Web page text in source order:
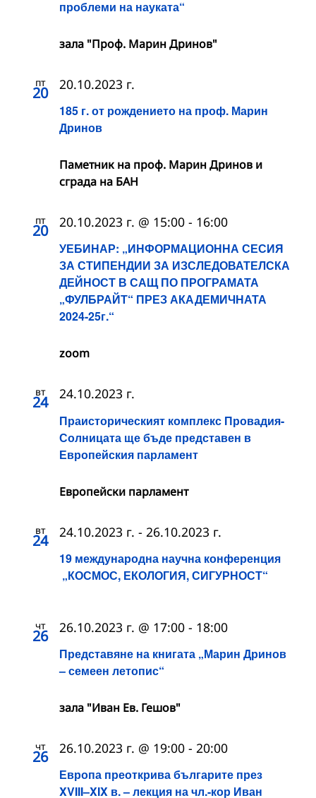
проблеми на науката“
зала "Проф. Марин Дринов"
пт
20
185 г. от рождението на проф. Марин
Дринов
20.10.2023 г.
Паметник на проф. Марин Дринов и
сграда на БАН
пт
20
УЕБИНАР: „ИНФОРМАЦИОННА СЕСИЯ
ЗА СТИПЕНДИИ ЗА ИЗСЛЕДОВАТЕЛСКА
ДЕЙНОСТ В САЩ ПО ПРОГРАМАТА
„ФУЛБРАЙТ“ ПРЕЗ АКАДЕМИЧНАТА
2024-25г.“
20.10.2023 г. @ 15:00 - 16:00
zoom
вт
24
Праисторическият комплекс Провадия-
Солницата ще бъде представен в
Европейския парламент
24.10.2023 г.
Европейски парламент
вт
24
19 международна научна конференция
„КОСМОС, ЕКОЛОГИЯ, СИГУРНОСТ“
24.10.2023 г. - 26.10.2023 г.
чт
26
Представяне на книгата „Марин Дринов
– семеен летопис“
26.10.2023 г. @ 17:00 - 18:00
зала "Иван Ев. Гешов"
чт
26
Европа преоткрива българите през
XVIII–XIX в. – лекция на чл.-кор Иван
26.10.2023 г. @ 19:00 - 20:00